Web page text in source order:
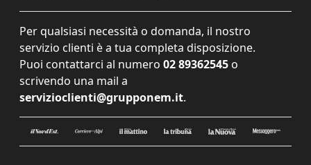
Per qualsiasi necessità o domanda, il nostro
servizio clienti è a tua completa disposizione.
Puoi contattarci al numero 02 89362545 o
scrivendo una mail a
servizioclienti@grupponem.it.